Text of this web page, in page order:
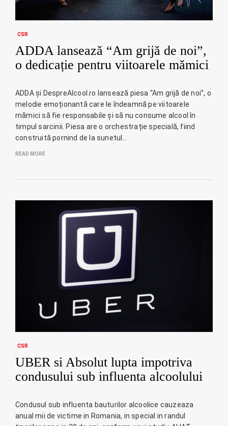
CSR
ADDA lansează “Am grijă de noi”,
o dedicație pentru viitoarele mămici
ADDA și DespreAlcool.ro lansează piesa “Am grijă de noi”, o
melodie emoționantă care le îndeamnă pe viitoarele
mămici să fie responsabile și să nu consume alcool în
timpul sarcinii. Piesa are o orchestrație specială, fiind
construită pornind de la sunetul…
READ MORE
CSR
UBER si Absolut lupta impotriva
condusului sub influenta alcoolului
Condusul sub influenta bauturilor alcoolice cauzeaza
anual mii de victime in Romania, in special in randul